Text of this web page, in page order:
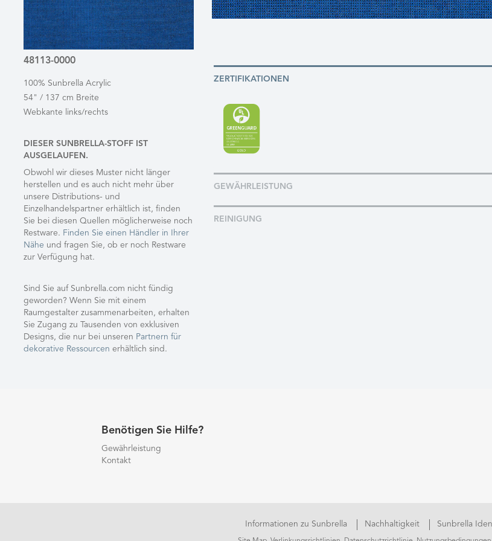
48113-0000
100% Sunbrella Acrylic
54" / 137 cm Breite
Webkante links/rechts
DIESER SUNBRELLA-STOFF IST
AUSGELAUFEN.
Obwohl wir dieses Muster nicht länger
herstellen und es auch nicht mehr über
unsere Distributions- und
Einzelhandelspartner erhältlich ist, finden
Sie bei diesen Quellen möglicherweise noch
Restware. Finden Sie einen Händler in Ihrer
Nähe und fragen Sie, ob er noch Restware
zur Verfügung hat.
Sind Sie auf Sunbrella.com nicht fündig
geworden? Wenn Sie mit einem
Raumgestalter zusammenarbeiten, erhalten
Sie Zugang zu Tausenden von exklusiven
Designs, die nur bei unseren Partnern für
dekorative Ressourcen erhältlich sind.
ZERTIFIKATIONEN
GEWÄHRLEISTUNG
REINIGUNG
Benötigen Sie Hilfe?
Gewährleistung
Kontakt
Informationen zu Sunbrella Nachhaltigkeit Sunbrella